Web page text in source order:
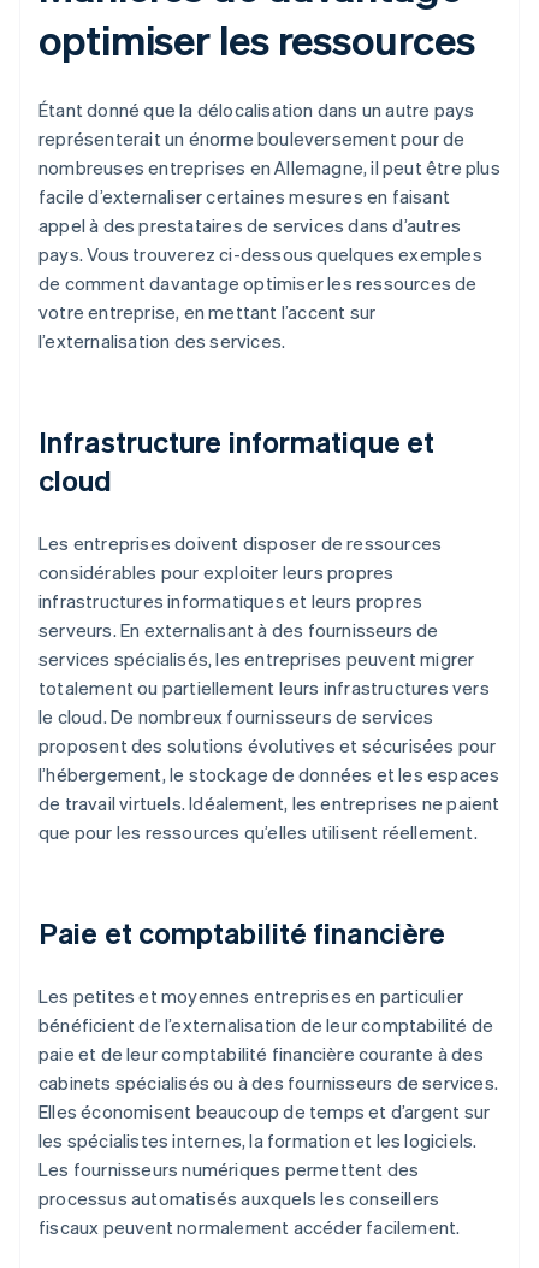
optimiser les ressources
Étant donné que la délocalisation dans un autre pays
représenterait un énorme bouleversement pour de
nombreuses entreprises en Allemagne, il peut être plus
facile d’externaliser certaines mesures en faisant
appel à des prestataires de services dans d’autres
pays. Vous trouverez ci-dessous quelques exemples
de comment davantage optimiser les ressources de
votre entreprise, en mettant l’accent sur
l’externalisation des services.
Infrastructure informatique et
cloud
Les entreprises doivent disposer de ressources
considérables pour exploiter leurs propres
infrastructures informatiques et leurs propres
serveurs. En externalisant à des fournisseurs de
services spécialisés, les entreprises peuvent migrer
totalement ou partiellement leurs infrastructures vers
le cloud. De nombreux fournisseurs de services
proposent des solutions évolutives et sécurisées pour
l’hébergement, le stockage de données et les espaces
de travail virtuels. Idéalement, les entreprises ne paient
que pour les ressources qu’elles utilisent réellement.
Paie et comptabilité financière
Les petites et moyennes entreprises en particulier
bénéficient de l’externalisation de leur comptabilité de
paie et de leur comptabilité financière courante à des
cabinets spécialisés ou à des fournisseurs de services.
Elles économisent beaucoup de temps et d’argent sur
les spécialistes internes, la formation et les logiciels.
Les fournisseurs numériques permettent des
processus automatisés auxquels les conseillers
fiscaux peuvent normalement accéder facilement.